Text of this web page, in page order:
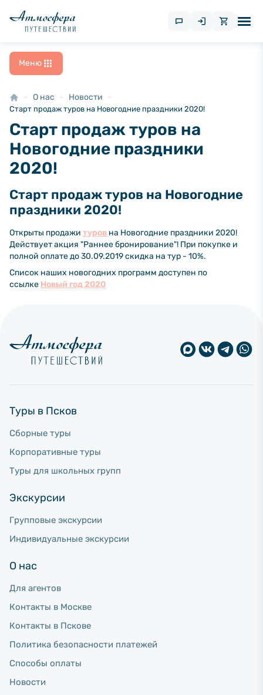
Меню
О нас Новости
Старт продаж туров на Новогодние праздники 2020!
Старт продаж туров на
Новогодние праздники
2020!
Старт продаж туров на Новогодние
праздники 2020!
Открыты продажи туров на Новогодние праздники 2020!
Действует акция "Раннее бронирование"! При покупке и
полной оплате до 30.09.2019 скидка на тур - 10%.
Список наших новогодних программ доступен по
ссылке Новый год 2020
Туры в Псков
Сборные туры
Корпоративные туры
Туры для школьных групп
Экскурсии
Групповые экскурсии
Индивидуальные экскурсии
О нас
Для агентов
Контакты в Москве
Контакты в Пскове
Политика безопасности платежей
Способы оплаты
Новости